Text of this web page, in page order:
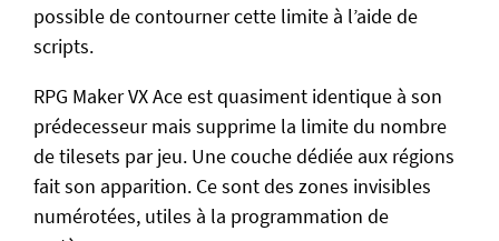
possible de contourner cette limite à l’aide de
scripts.
RPG Maker VX Ace est quasiment identique à son
prédecesseur mais supprime la limite du nombre
de tilesets par jeu. Une couche dédiée aux régions
fait son apparition. Ce sont des zones invisibles
numérotées, utiles à la programmation de